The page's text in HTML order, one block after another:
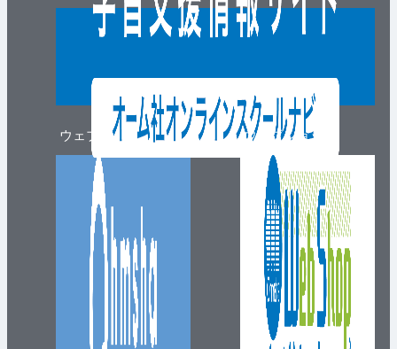
ウェブマガジン ウェブショップ